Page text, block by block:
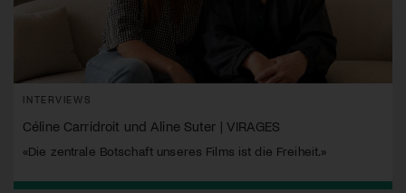
INTERVIEWS
Céline Carridroit und Aline Suter | VIRAGES
«Die zentrale Botschaft unseres Films ist die Freiheit.»